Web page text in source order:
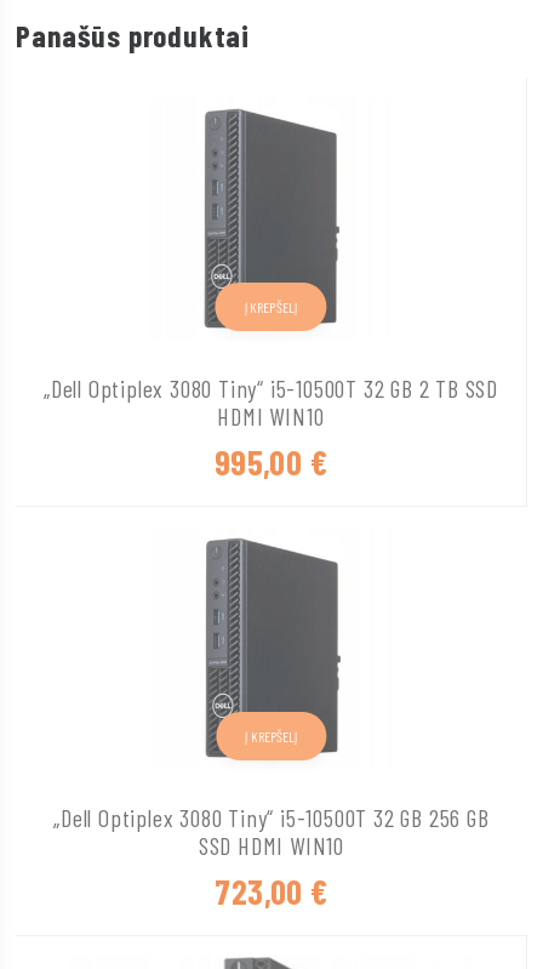
Panašūs produktai
„Dell Optiplex 3080 Tiny“ i5-10500T 32 GB 2 TB SSD
HDMI WIN10
995,00 €
Į KREPŠELĮ
„Dell Optiplex 3080 Tiny“ i5-10500T 32 GB 256 GB
SSD HDMI WIN10
723,00 €
Į KREPŠELĮ